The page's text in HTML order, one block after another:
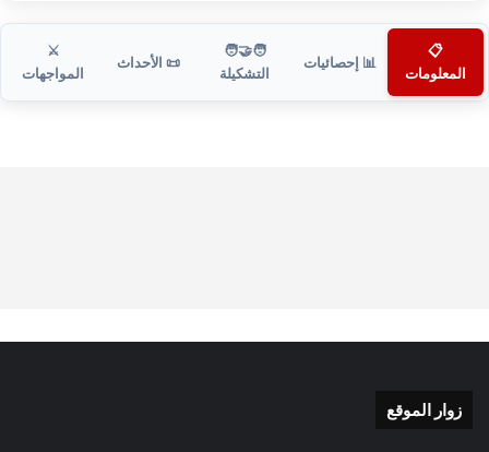
📋
المعلومات
📊 إحصائيات
🧑‍🤝‍🧑
التشكيلة
📜 الأحداث
⚔️
المواجهات
زوار الموقع